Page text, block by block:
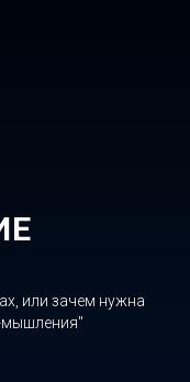
или зачем нужна
мышления"